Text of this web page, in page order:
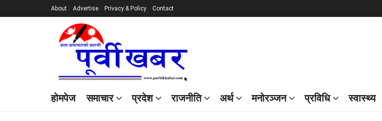
About Advertise Privacy & Policy Contact
होमपेज समाचार प्रदेश राजनीति अर्थ मनोरञ्जन प्रविधि स्वास्थ्य